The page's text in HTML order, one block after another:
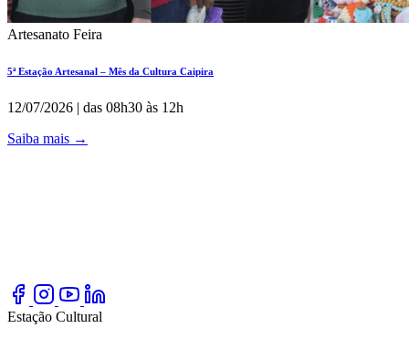
Artesanato Feira
5ª Estação Artesanal – Mês da Cultura Caipira
12/07/2026 | das 08h30 às 12h
Saiba mais →
Estação Cultural